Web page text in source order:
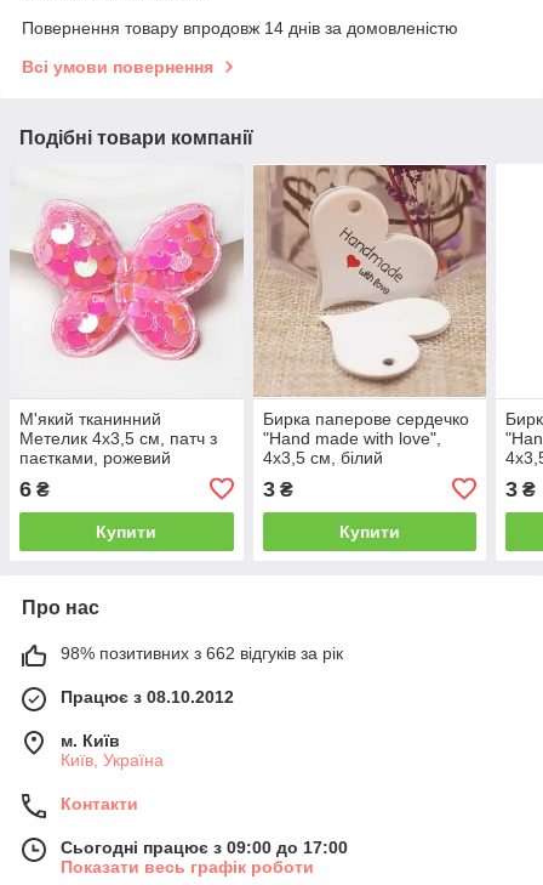
Повернення товару впродовж 14 днів за домовленістю
Всі умови повернення
Подібні товари компанії
М'який тканинний
Метелик 4х3,5 см, патч з
паєтками, рожевий
6 ₴
Купити
Бирка паперове сердечко
"Hand made with love",
4х3,5 см, білий
3₴
Купити
3 ₴
Про нас
98% позитивних з 662 відгуків за рік
Працює з 08.10.2012
м. Київ
Київ, Україна
Контакти
Сьогодні працює з 09:00 до 17:00
Показати весь графік роботи